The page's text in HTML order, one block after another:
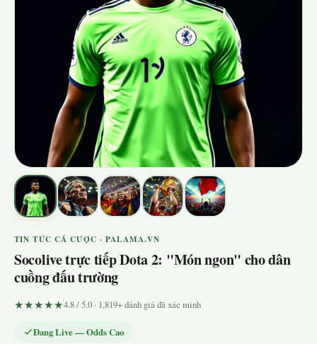
TIN TỨC CÁ CƯỢC · PALAMA.VN
Socolive trực tiếp Dota 2: "Món ngon" cho dân
cuồng đấu trường
★★★★★4.8 / 5.0 · 1,819+ đánh giá đã xác minh
Đang Live — Odds Cao